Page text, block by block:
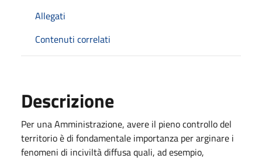
Allegati
Contenuti correlati
Descrizione
Per una Amministrazione, avere il pieno controllo del
territorio è di fondamentale importanza per arginare i
fenomeni di inciviltà diffusa quali, ad esempio,